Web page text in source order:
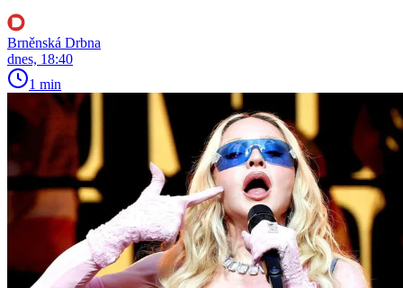
Brněnská Drbna
dnes, 18:40
1 min